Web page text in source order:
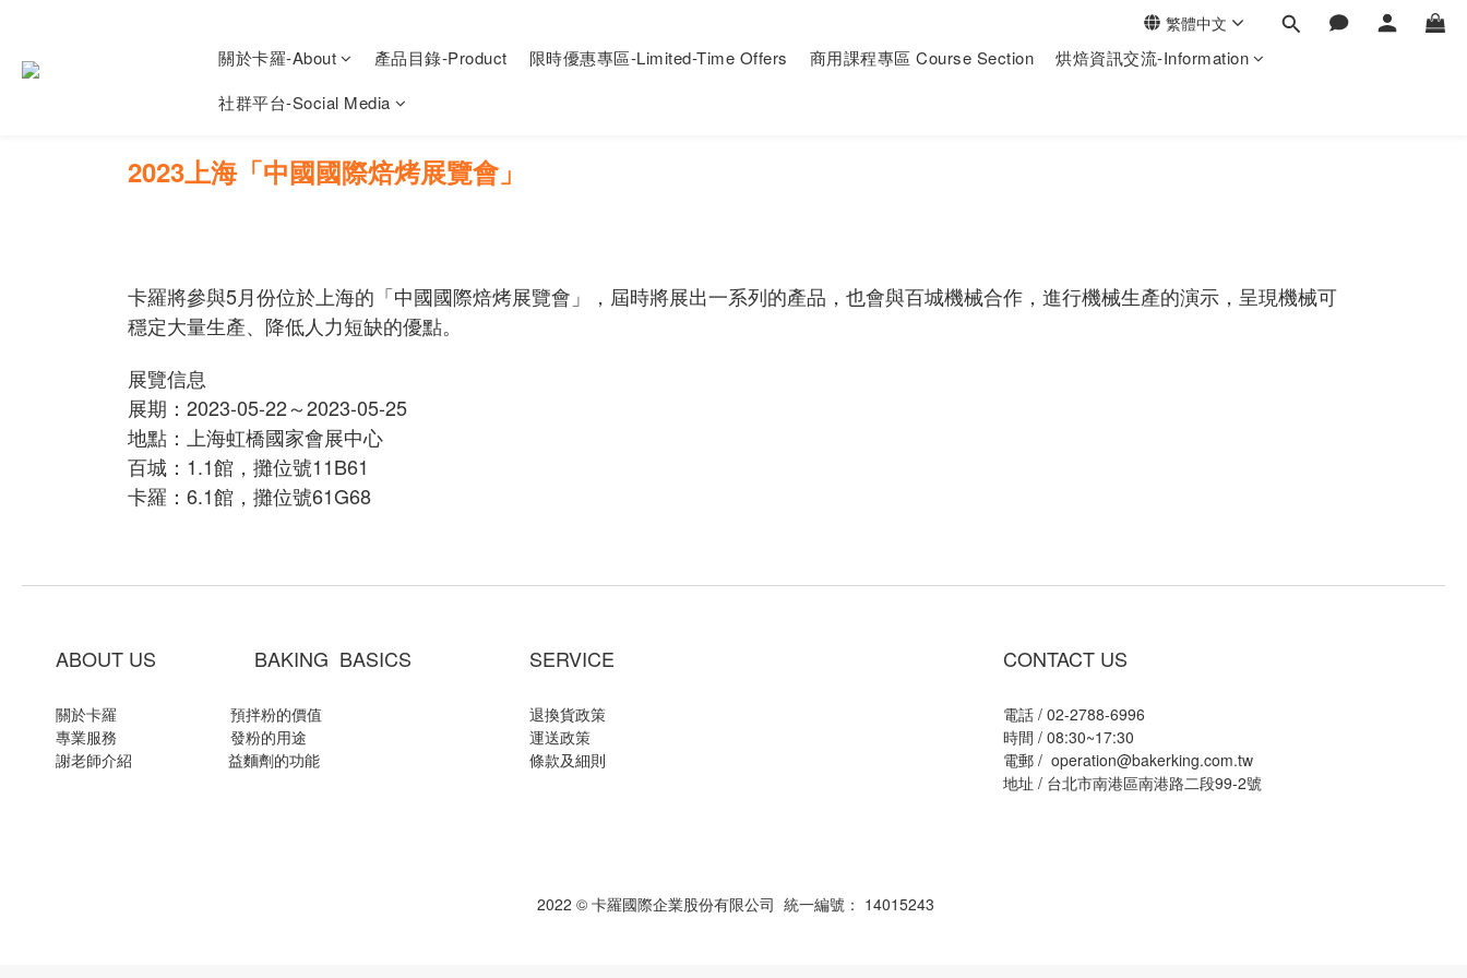
繁體中文
關於卡羅-About 產品目錄-Product 限時優惠專區-Limited-Time Offers 商用課程專區 Course Section
烘焙資訊交流-Information
社群平台-Social Media
2023上海「中國國際焙烤展覽會」
卡羅將參與5月份位於上海的「中國國際焙烤展覽會」，屆時將展出一系列的產品，也會與百城機械合作，進行機械生產的演示，呈現機械可
穩定大量生產、降低人力短缺的優點。
展覽信息
展期：2023-05-22～2023-05-25
地點：上海虹橋國家會展中心
百城：1.1館，攤位號11B61
卡羅：6.1館，攤位號61G68
ABOUT US BAKING BASICS
關於卡羅
預拌粉的價值
專業服務
發粉的用途
謝老師介紹
益麵劑的功能
SERVICE
退換貨政策
運送政策
條款及細則
CONTACT US
電話 / 02-2788-6996
時間 / 08:30~17:30
電郵 / operation@bakerking.com.tw
地址 / 台北市南港區南港路二段99-2號
2022 © 卡羅國際企業股份有限公司 統一編號： 14015243